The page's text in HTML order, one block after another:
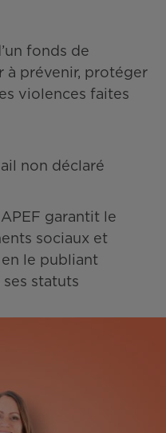
fonds de
à prévenir, protéger
violences faites
non déclaré
garantit le
sociaux et
le publiant
statuts